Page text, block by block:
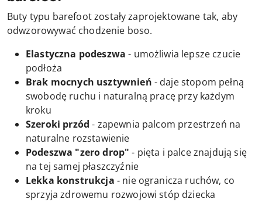
Buty typu barefoot zostały zaprojektowane tak, aby
odwzorowywać chodzenie boso.
Elastyczna podeszwa - umożliwia lepsze czucie
podłoża
Brak mocnych usztywnień - daje stopom pełną
swobodę ruchu i naturalną pracę przy każdym
kroku
Szeroki przód - zapewnia palcom przestrzeń na
naturalne rozstawienie
Podeszwa "zero drop" - pięta i palce znajdują się
na tej samej płaszczyźnie
Lekka konstrukcja - nie ogranicza ruchów, co
sprzyja zdrowemu rozwojowi stóp dziecka